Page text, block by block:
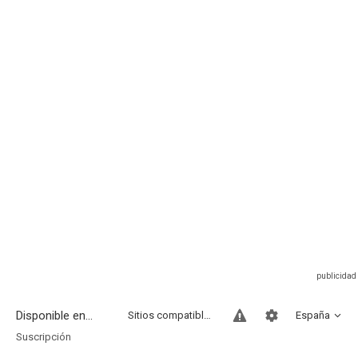
Disponible en... España
Sitios compatibles
Suscripción